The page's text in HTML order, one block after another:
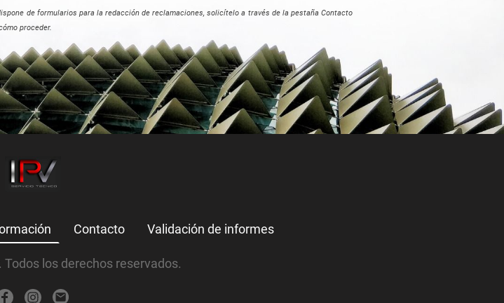
de formularios para la redacción de reclamaciones, solicítelo a través de la pestaña Contacto
proceder.
Contacto Validación de informes
los derechos reservados.